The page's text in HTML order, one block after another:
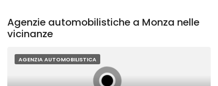
Agenzie automobilistiche a Monza nelle
vicinanze
AGENZIA AUTOMOBILISTICA